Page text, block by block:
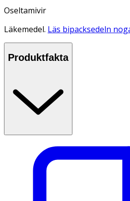
Oseltamivir
Läkemedel. Läs bipacksedeln
Produktfakta